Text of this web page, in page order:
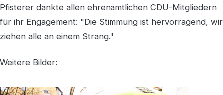
Pfisterer dankte allen ehrenamtlichen CDU-Mitgliedern
für ihr Engagement: "Die Stimmung ist hervorragend, wir
ziehen alle an einem Strang."
Weitere Bilder: